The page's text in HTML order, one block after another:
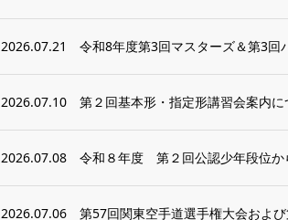
2026.07.21 令和8年度第3回マスターズ＆第3回
2026.07.10 第２回基本形・指定形講習会案内に
2026.07.08 令和８年度 第２回公認少年段位か
2026.07.06 第57回関東空手道選手権大会およ